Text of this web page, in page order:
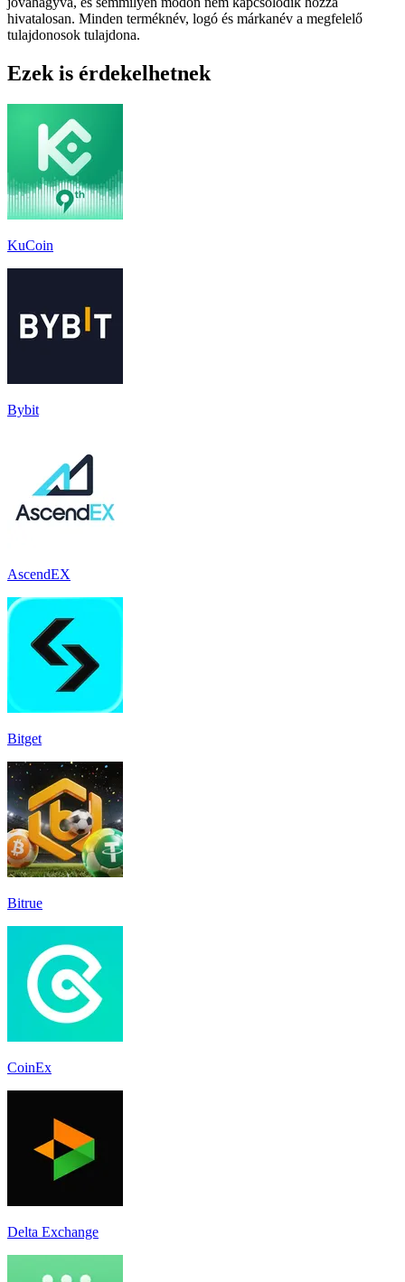
hivatalosan. Minden terméknév, logó és márkanév a megfelelő
tulajdonosok tulajdona.
Ezek is érdekelhetnek
KuCoin
Bybit
AscendEX
Bitget
Bitrue
CoinEx
Delta Exchange